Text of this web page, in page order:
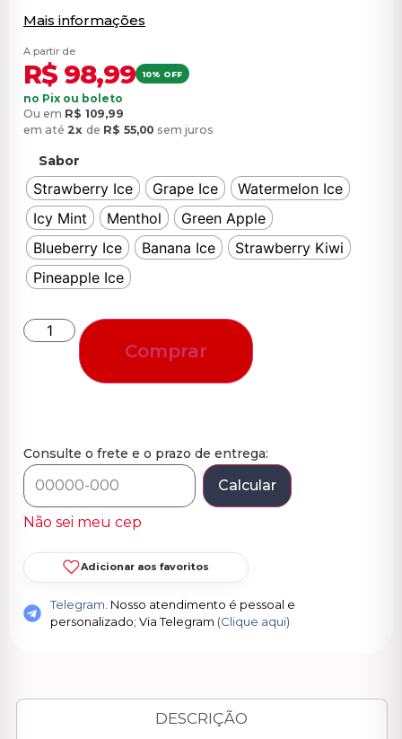
Mais informações
A partir de
R$98,99 10% OFF
no Pix ou boleto
Ou em R$ 109,99
em até 2x de R$ 55,00 sem juros
Sabor
Strawberry Ice Grape Ice
Watermelon Ice
Icy Mint
Menthol
Green Apple
Blueberry Ice
Banana Ice
Strawberry Kiwi
Pineapple Ice
Comprar
Consulte o frete e o prazo de entrega:
Calcular
Não sei meu cep
Adicionar aos favoritos
Telegram. Nosso atendimento é pessoal e
personalizado; Via Telegram (Clique aqui)
DESCRIÇÃO